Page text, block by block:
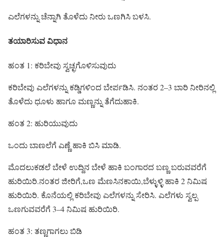
ಎಲೆಗಳನ್ನು ಚೆನ್ನಾಗಿ ತೊಳೆದು ನೀರು ಒಣಗಿಸಿ ಬಳಸಿ.
ತಯಾರಿಸುವ ವಿಧಾನ
ಹಂತ 1: ಕರಿಬೇವು ಸ್ವಚ್ಛಗೊಳಿಸುವುದು
ಕರಿಬೇವು ಎಲೆಗಳನ್ನು ಕಡ್ಡಿಗಳಿಂದ ಬೇರ್ಪಡಿಸಿ. ನಂತರ 2–3 ಬಾರಿ ನೀರಿನಲ್ಲಿ
ತೊಳೆದು ಧೂಳು ಹಾಗೂ ಮಣ್ಣನ್ನು ತೆಗೆದುಹಾಕಿ.
ಹಂತ 2: ಹುರಿಯುವುದು
ಒಂದು ಬಾಣಲೆಗೆ ಎಣ್ಣೆ ಹಾಕಿ ಬಿಸಿ ಮಾಡಿ.
ಮೊದಲುಕಡಲೆ ಬೇಳೆ ಉದ್ದಿನ ಬೇಳೆ‌ ಹಾಕಿ ಬಂಗಾರದ ಬಣ್ಣ ಬರುವವರೆಗೆ
ಹುರಿಯಿರಿ.ನಂತರ ಜೀರಿಗೆ,ಒಣ ಮೆಣಸಿನಕಾಯಿ,ಬೆಳ್ಳುಳ್ಳಿ ಹಾಕಿ 2 ನಿಮಿಷ
ಹುರಿಯಿರಿ. ಕೊನೆಯಲ್ಲಿ ಕರಿಬೇವು ಎಲೆಗಳನ್ನು ಸೇರಿಸಿ. ಎಲೆಗಳು ಸ್ವಲ್ಪ
ಒಣಗುವವರೆಗೆ 3–4 ನಿಮಿಷ ಹುರಿಯಿರಿ.
ಹಂತ 3: ತಣ್ಣಗಾಗಲು ಬಿಡಿ